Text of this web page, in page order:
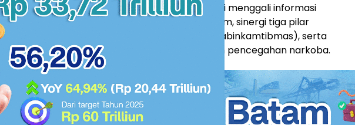
Dalam forum diskusi tersebut, tim penilai menggali informasi
mendalam mengenai efektivitas program, sinergi tiga pilar
(Pemerintah Kampung, Babinsa, dan Bhabinkamtibmas), serta
respons masyarakat terhadap program pencegahan narkoba.